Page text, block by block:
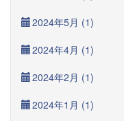
2024年5月 (1)
2024年4月 (1)
2024年2月 (1)
2024年1月 (1)